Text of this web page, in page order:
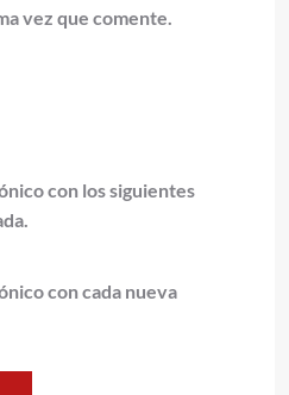
vez que comente.
con los siguientes
con cada nueva